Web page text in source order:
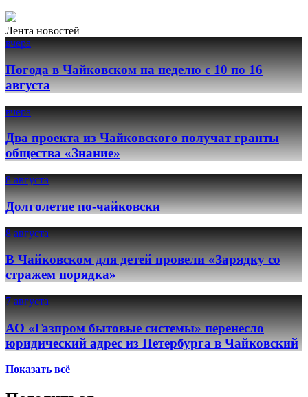
Лента новостей
вчера
Погода в Чайковском на неделю с 10 по 16
августа
вчера
Два проекта из Чайковского получат гранты
общества «Знание»
8 августа
Долголетие по-чайковски
8 августа
В Чайковском для детей провели «Зарядку со
стражем порядка»
7 августа
АО «Газпром бытовые системы» перенесло
юридический адрес из Петербурга в Чайковский
Показать всё